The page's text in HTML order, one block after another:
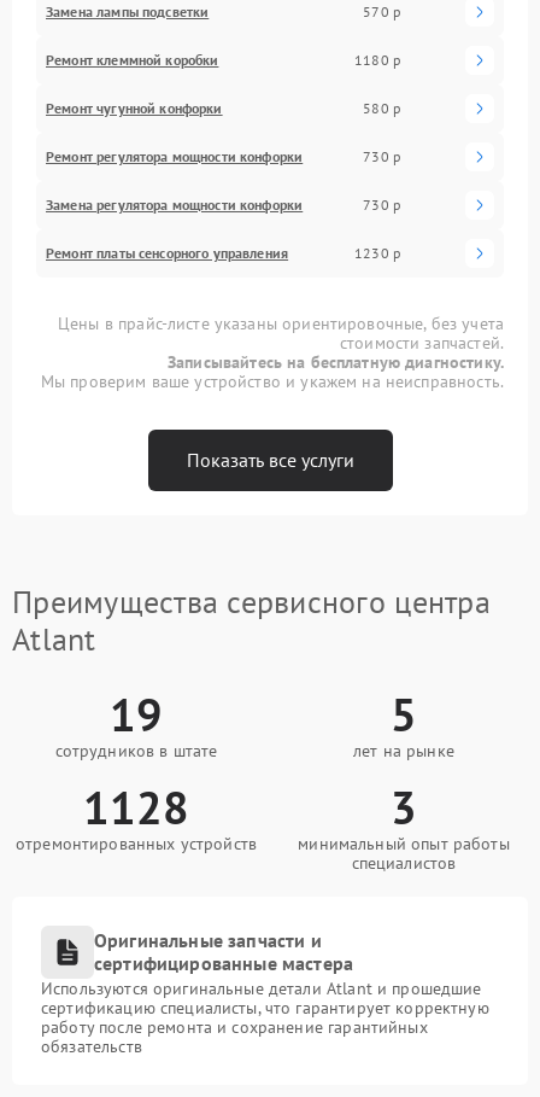
Замена лампы подсветки 570 р
Ремонт клеммной коробки 1180 р
Ремонт чугунной конфорки 580 р
Ремонт регулятора мощности конфорки 730 р
Замена регулятора мощности конфорки 730 р
Ремонт платы сенсорного управления 1230 р
Цены в прайс-листе указаны ориентировочные, без учета
стоимости запчастей.
Записывайтесь на бесплатную диагностику.
Мы проверим ваше устройство и укажем на неисправность.
Показать все услуги
Преимущества сервисного центра
Atlant
19
сотрудников в штате
5
лет на рынке
1128
отремонтированных устройств
3
минимальный опыт работы
специалистов
Оригинальные запчасти и
сертифицированные мастера
Используются оригинальные детали Atlant и прошедшие
сертификацию специалисты, что гарантирует корректную
работу после ремонта и сохранение гарантийных
обязательств